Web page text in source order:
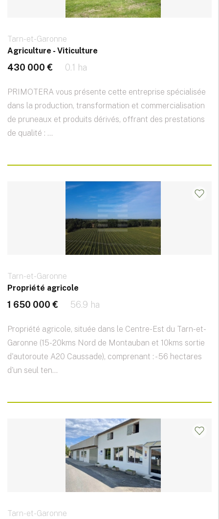
Tarn-et-Garonne
Agriculture - Viticulture
430 000 € 0.1 ha
PRIMOTERA vous présente cette entreprise spécialisée
dans la production, transformation et commercialisation
de pruneaux et produits dérivés, offrant des prestations
de qualité : ...
Tarn-et-Garonne
Propriété agricole
1 650 000 € 56.9 ha
Propriété agricole, située dans le Centre-Est du Tarn-et-
Garonne (15-20kms Nord de Montauban et 10kms sortie
d'autoroute A20 Caussade), comprenant : - 56 hectares
d'un seul ten...
Tarn-et-Garonne